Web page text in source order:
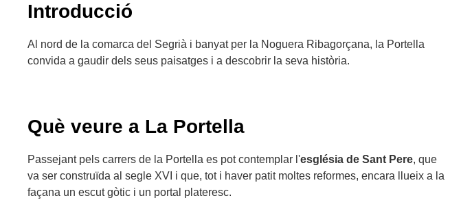
Introducció
Al nord de la comarca del Segrià i banyat per la Noguera Ribagorçana, la Portella
convida a gaudir dels seus paisatges i a descobrir la seva història.
Què veure a La Portella
Passejant pels carrers de la Portella es pot contemplar l'església de Sant Pere, que
va ser construïda al segle XVI i que, tot i haver patit moltes reformes, encara llueix a la
façana un escut gòtic i un portal plateresc.